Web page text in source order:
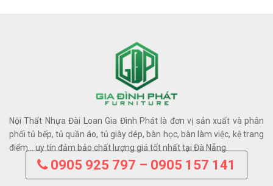
Nội Thất Nhựa Đài Loan Gia Đình Phát là đơn vị sản xuất và phân
phối tủ bếp, tủ quần áo, tủ giày dép, bàn học, bàn làm việc, kệ trang
điểm… uy tín đảm bảo chất lượng giá tốt nhất tại Đà Nẵng.
0905 925 797 – 0905 157 141